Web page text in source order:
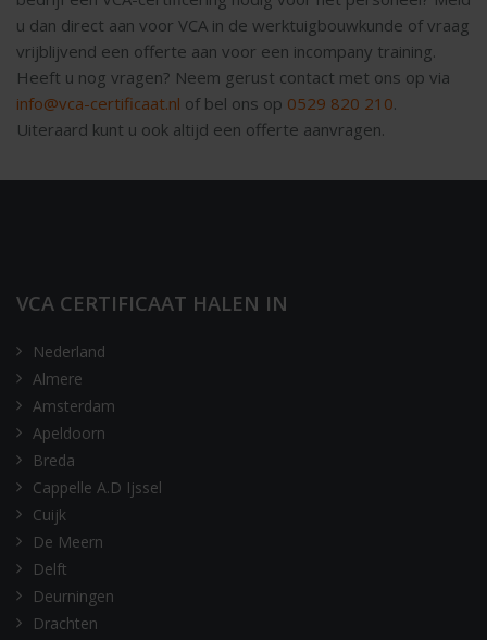
u dan direct aan voor VCA in de werktuigbouwkunde of vraag
vrijblijvend een offerte aan voor een incompany training.
Heeft u nog vragen? Neem gerust contact met ons op via
info@vca-certificaat.nl of bel ons op 0529 820 210.
Uiteraard kunt u ook altijd een offerte aanvragen.
VCA CERTIFICAAT HALEN IN
Nederland
Almere
Amsterdam
Apeldoorn
Breda
Cappelle A.D Ijssel
Cuijk
De Meern
Delft
Deurningen
Drachten